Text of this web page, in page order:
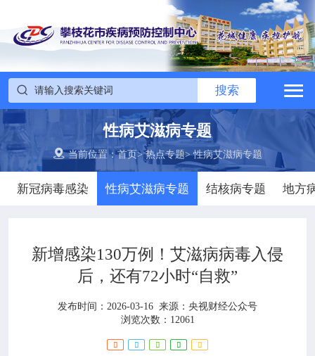
 搜索 
性病艾滋病专题
 当前位置：首页>热点专题>性病艾滋病专题
新冠病毒感染 性病艾滋病专题 结核病专题 地方
 搜索
网站首页
中心概况 
党建群团 
工作动态 

新增感染130万例！艾滋病病毒入侵
后，还有72小时“自救”
发布时间：2026-03-16 来源： 央视财经公众号
浏览次数：12061